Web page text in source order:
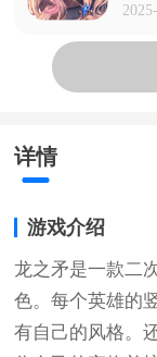
详情
游戏介绍
龙之矛是一款二
色。每个英雄的
有自己的风格。